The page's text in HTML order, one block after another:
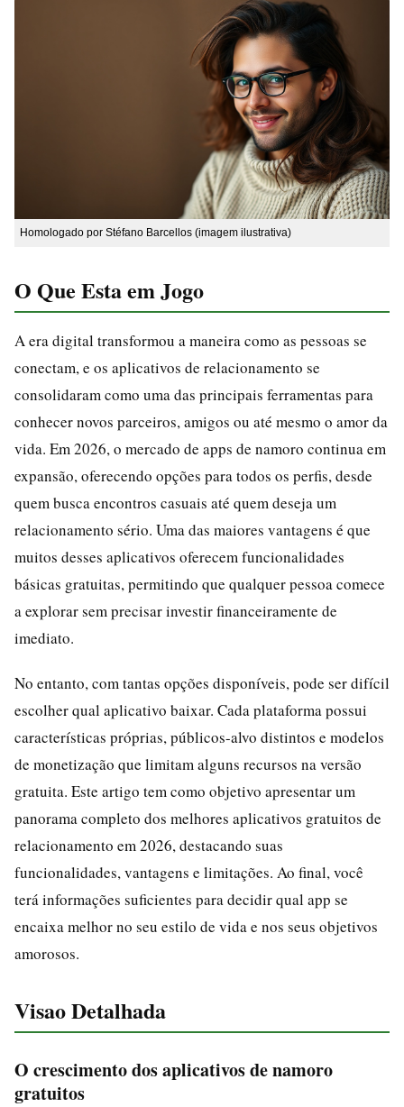
Homologado por Stéfano Barcellos (imagem ilustrativa)
O Que Esta em Jogo
A era digital transformou a maneira como as pessoas se
conectam, e os aplicativos de relacionamento se
consolidaram como uma das principais ferramentas para
conhecer novos parceiros, amigos ou até mesmo o amor da
vida. Em 2026, o mercado de apps de namoro continua em
expansão, oferecendo opções para todos os perfis, desde
quem busca encontros casuais até quem deseja um
relacionamento sério. Uma das maiores vantagens é que
muitos desses aplicativos oferecem funcionalidades
básicas gratuitas, permitindo que qualquer pessoa comece
a explorar sem precisar investir financeiramente de
imediato.
No entanto, com tantas opções disponíveis, pode ser difícil
escolher qual aplicativo baixar. Cada plataforma possui
características próprias, públicos-alvo distintos e modelos
de monetização que limitam alguns recursos na versão
gratuita. Este artigo tem como objetivo apresentar um
panorama completo dos melhores aplicativos gratuitos de
relacionamento em 2026, destacando suas
funcionalidades, vantagens e limitações. Ao final, você
terá informações suficientes para decidir qual app se
encaixa melhor no seu estilo de vida e nos seus objetivos
amorosos.
Visao Detalhada
O crescimento dos aplicativos de namoro
gratuitos